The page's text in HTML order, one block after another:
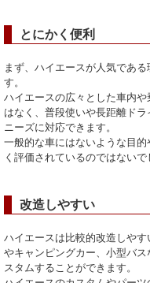
とにかく便利
まず、ハイエースが人気であ
す。
ハイエースの広々とした車内
はなく、普段使いや長距離ド
ニーズに対応できます。
一般的な車にはないような目
く評価されているのではないで
改造しやすい
ハイエースは比較的改造しや
やキャンピングカー、小型バ
スタムすることができます。